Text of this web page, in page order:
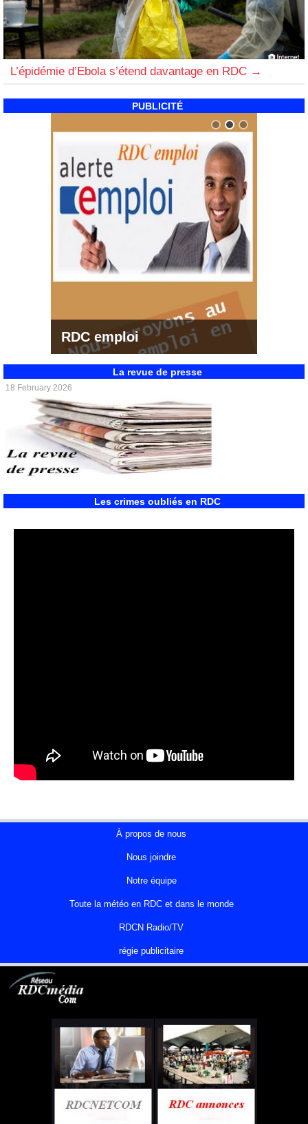
L’épidémie d’Ebola s’étend davantage en RDC
PUBLICITÉ
RDC emploi
La revue de presse
18 February 2026
Les crimes oubliés en RDC
À propos de nous
Nous joindre
Notre équipe
Toute la météo en RDC et dans le monde
RDCN Radio/TV
régie publicitaire